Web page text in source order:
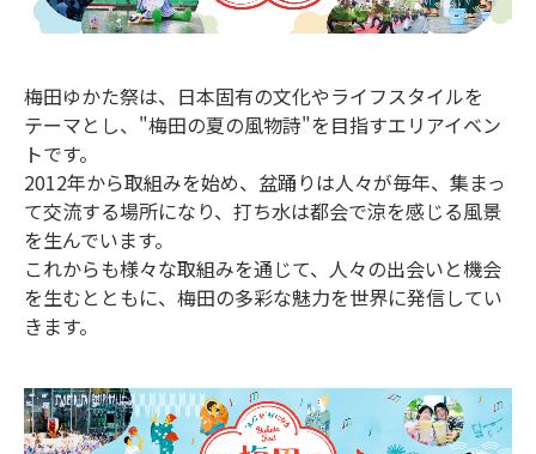
梅田ゆかた祭は、日本固有の文化やライフスタイルを
テーマとし、"梅田の夏の風物詩"を目指すエリアイベン
トです。
2012年から取組みを始め、盆踊りは人々が毎年、集まっ
て交流する場所になり、打ち水は都会で涼を感じる風景
を生んでいます。
これからも様々な取組みを通じて、人々の出会いと機会
を生むとともに、梅田の多彩な魅力を世界に発信してい
きます。